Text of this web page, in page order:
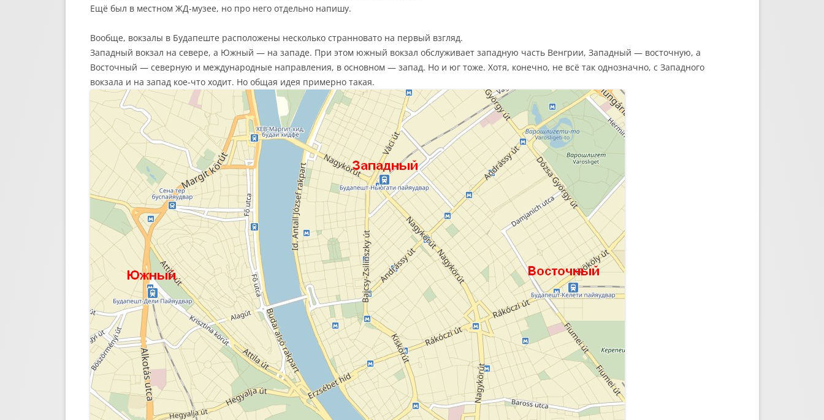
Ещё был в местном ЖД-музее, но про него отдельно напишу.
Вообще, вокзалы в Будапеште расположены несколько странновато на первый взгляд.
Западный вокзал на севере, а Южный — на западе. При этом южный вокзал обслуживает западную часть Венгрии, Западный — восточную, а
Восточный — северную и международные направления, в основном — запад. Но и юг тоже. Хотя, конечно, не всё так однозначно, с Западного
вокзала и на запад кое-что ходит. Но общая идея примерно такая.